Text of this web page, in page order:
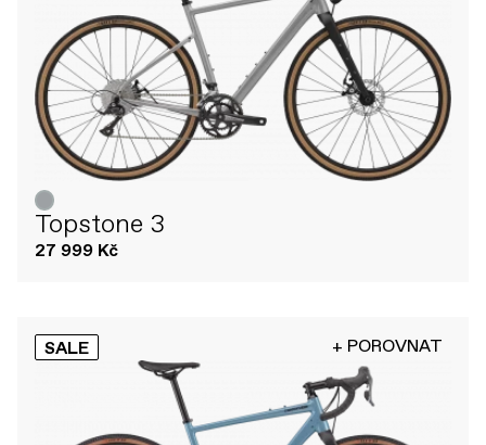
Topstone 3
27 999 Kč
SALE + POROVNAT